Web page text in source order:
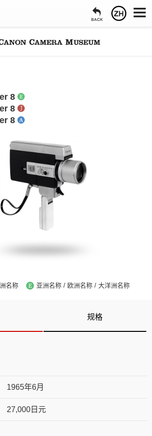
8
8
8
名称 亚洲名称 / 欧洲名称 / 大洋洲名称
规格
1965年6月
27,000日元